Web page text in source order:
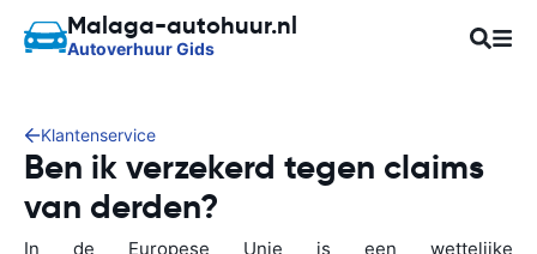
Malaga-autohuur.nl
Autoverhuur Gids
Klantenservice
Ben ik verzekerd tegen claims
van derden?
In de Europese Unie is een wettelijke